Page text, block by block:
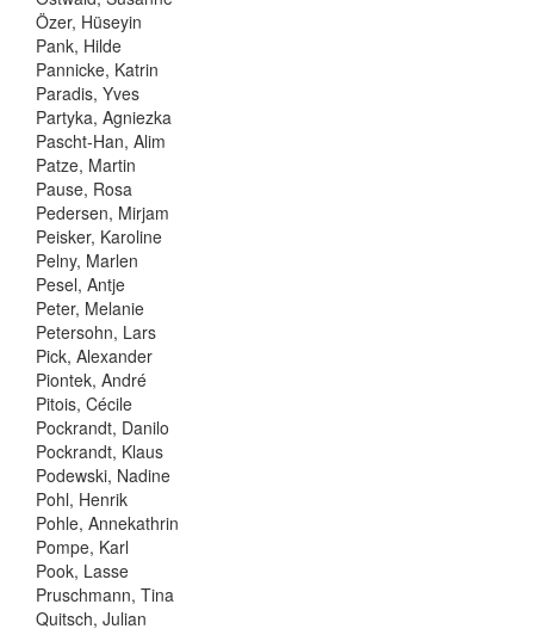
Özer, Hüseyin
Pank, Hilde
Pannicke, Katrin
Paradis, Yves
Partyka, Agniezka
Pascht-Han, Alim
Patze, Martin
Pause, Rosa
Pedersen, Mirjam
Peisker, Karoline
Pelny, Marlen
Pesel, Antje
Peter, Melanie
Petersohn, Lars
Pick, Alexander
Piontek, André
Pitois, Cécile
Pockrandt, Danilo
Pockrandt, Klaus
Podewski, Nadine
Pohl, Henrik
Pohle, Annekathrin
Pompe, Karl
Pook, Lasse
Pruschmann, Tina
Quitsch, Julian